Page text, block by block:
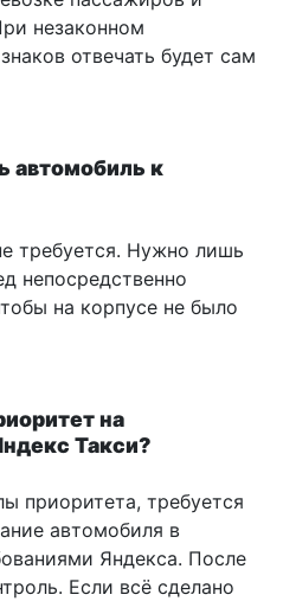
незаконном
отвечать будет сам
автомобиль к
требуется. Нужно лишь
непосредственно
на корпусе не было
на
Такси?
приоритета, требуется
автомобиля в
Яндекса. После
Если всё сделано